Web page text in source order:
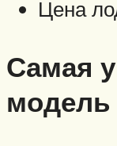
Цена
Самая
модель